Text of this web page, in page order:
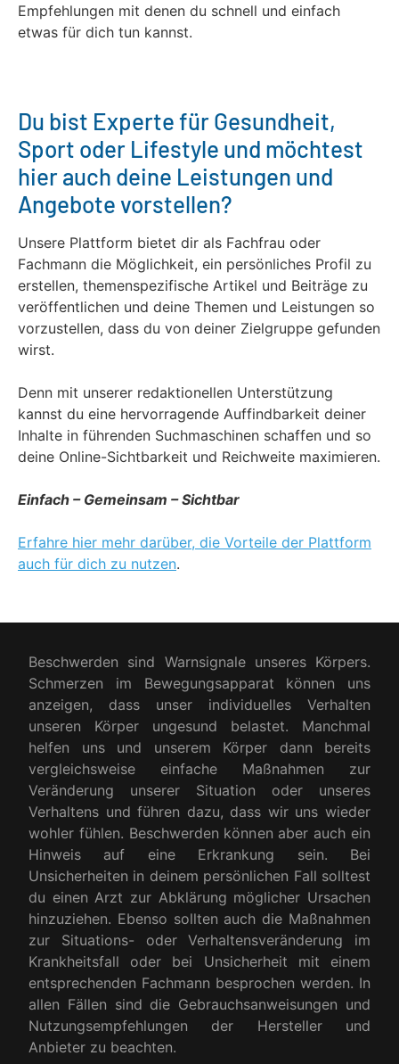
Empfehlungen mit denen du schnell und einfach
etwas für dich tun kannst.
Du bist Experte für Gesundheit,
Sport oder Lifestyle und möchtest
hier auch deine Leistungen und
Angebote vorstellen?
Unsere Plattform bietet dir als Fachfrau oder
Fachmann die Möglichkeit, ein persönliches Profil zu
erstellen, themenspezifische Artikel und Beiträge zu
veröffentlichen und deine Themen und Leistungen so
vorzustellen, dass du von deiner Zielgruppe gefunden
wirst.
Denn mit unserer redaktionellen Unterstützung
kannst du eine hervorragende Auffindbarkeit deiner
Inhalte in führenden Suchmaschinen schaffen und so
deine Online-Sichtbarkeit und Reichweite maximieren.
Einfach – Gemeinsam – Sichtbar
Erfahre hier mehr darüber, die Vorteile der Plattform
auch für dich zu nutzen.
Beschwerden sind Warnsignale unseres Körpers.
Schmerzen im Bewegungsapparat können uns
anzeigen, dass unser individuelles Verhalten
unseren Körper ungesund belastet. Manchmal
helfen uns und unserem Körper dann bereits
vergleichsweise einfache Maßnahmen zur
Veränderung unserer Situation oder unseres
Verhaltens und führen dazu, dass wir uns wieder
wohler fühlen. Beschwerden können aber auch ein
Hinweis auf eine Erkrankung sein. Bei
Unsicherheiten in deinem persönlichen Fall solltest
du einen Arzt zur Abklärung möglicher Ursachen
hinzuziehen. Ebenso sollten auch die Maßnahmen
zur Situations- oder Verhaltensveränderung im
Krankheitsfall oder bei Unsicherheit mit einem
entsprechenden Fachmann besprochen werden. In
allen Fällen sind die Gebrauchsanweisungen und
Nutzungsempfehlungen der Hersteller und
Anbieter zu beachten.